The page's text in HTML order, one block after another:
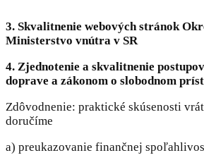
3. Skvalitnenie webových stránok
Ministerstvo vnútra v SR
4. Zjednotenie a skvalitnenie
doprave a zákonom o slobodnom
Zdôvodnenie: praktické skúsenosti
doručíme
a) preukazovanie finančnej